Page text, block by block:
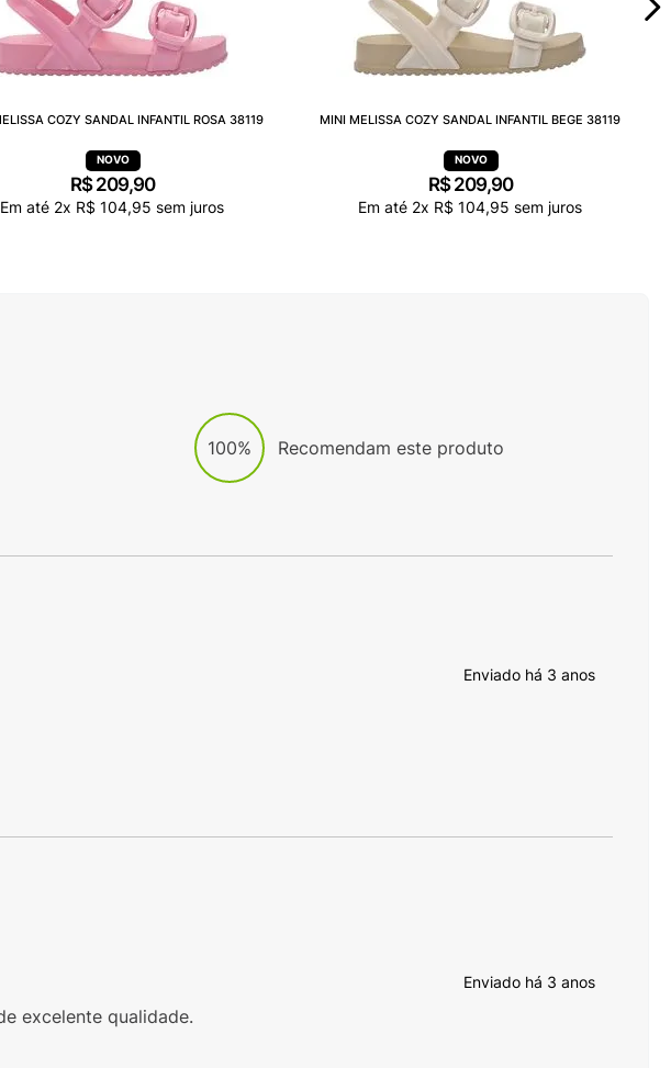
COZY SANDAL INFANTIL ROSA 38119
R$ 209,90
Em até 2x R$ 104,95 sem juros
MINI MELISSA COZY SANDAL INFANTIL BEGE 38119
R$ 209,90
Em até 2x R$ 104,95 sem juros
100% Recomendam este produto
Enviado há 3 anos
Enviado há 3 anos
excelente qualidade.